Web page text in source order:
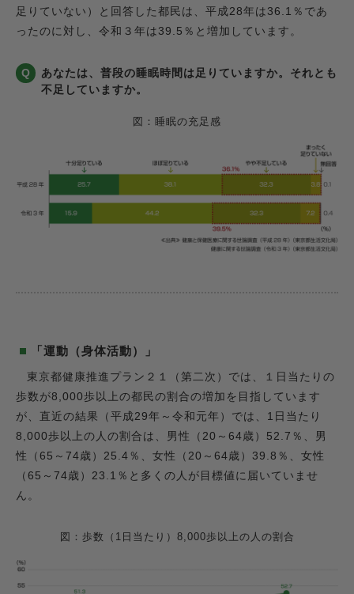
足りていない）と回答した都民は、平成28年は36.1％であ
ったのに対し、令和３年は39.5％と増加しています。
あなたは、普段の睡眠時間は足りていますか。それとも
不足していますか。
図：睡眠の充足感
「運動（身体活動）」
東京都健康推進プラン２１（第二次）では、１日当たりの
歩数が8,000歩以上の都民の割合の増加を目指しています
が、直近の結果（平成29年～令和元年）では、1日当たり
8,000歩以上の人の割合は、男性（20～64歳）52.7％、男
性（65～74歳）25.4％、女性（20～64歳）39.8％、女性
（65～74歳）23.1％と多くの人が目標値に届いていませ
ん。
図：歩数（1日当たり）8,000歩以上の人の割合